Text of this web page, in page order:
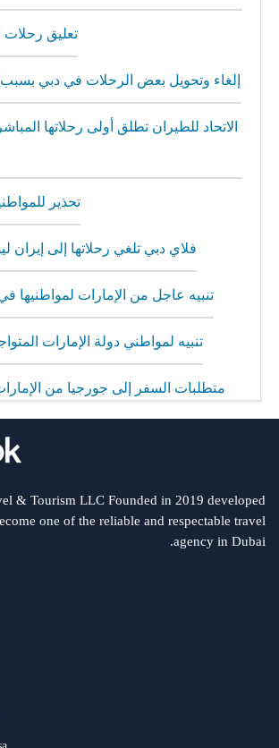
تعليق رحلات
إلغاء وتحويل بعض الرحلات في دبي بسبب
الاتحاد للطيران تطلق أولى رحلاتها
تحذير
فلاي دبي تلغي رحلاتها إلى إيران ليوم 9 يناير
تنبيه عاجل من الإمارات لمواطنيها في
تنبيه لمواطني دولة الإمارات
متطلبات السفر إلى جورجيا من
مطار الشارقة يطلق رحلات مباشرة
فلاي دبي: تأخير بعض الرحلات بسبب
عرض طيران الإمارات إلى دبي | عشاء
طيران الإمارات تشغّل
& Tourism LLC Founded in 2019 developed
one of the reliable and respectable travel
agency in Dubai.